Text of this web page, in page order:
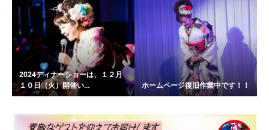
2024ディナーショーは、１２月
１０日（火）開催い...
ホームページ復旧作業中です！！